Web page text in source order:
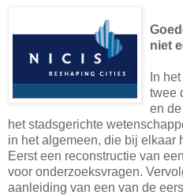
niet
In
twee
en
het stadsgerichte
in het algemeen, die bij elkaar
Eerst een reconstructie van
voor onderzoeksvragen.
aanleiding van een van de